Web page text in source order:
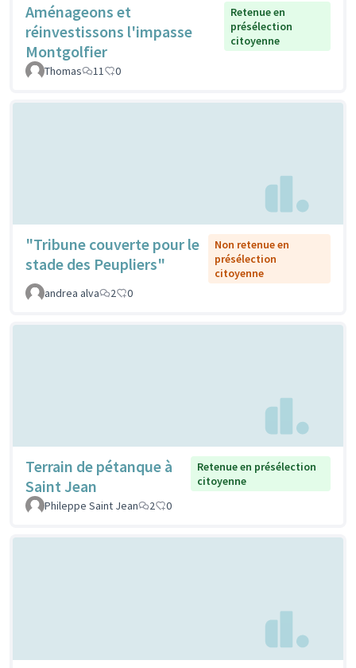
Aménageons et
réinvestissons l'impasse
Montgolfier
Retenue en
présélection
citoyenne
Thomas 11 0
"Tribune couverte pour le
stade des Peupliers"
Non retenue en
présélection
citoyenne
andrea alva
2 0
Terrain de pétanque à
Saint Jean
Retenue en présélection
citoyenne
Phileppe Saint Jean
2 0